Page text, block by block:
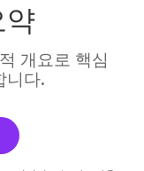
약
개요로 핵심
니다.